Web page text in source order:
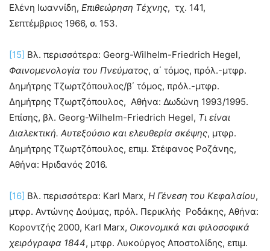
Ελένη Ιωαννίδη, Επιθεώρηση Τέχνης, τχ. 141,
Σεπτέμβριος 1966, σ. 153.
[15] Βλ. περισσότερα: Georg-Wilhelm-Friedrich Hegel,
Φαινομενολογία του Πνεύματος, α΄ τόμος, πρόλ.-μτφρ.
Δημήτρης Τζωρτζόπουλος/β΄ τόμος, πρόλ.-μτφρ.
Δημήτρης Τζωρτζόπουλος, Αθήνα: Δωδώνη 1993/1995.
Επίσης, βλ. Georg-Wilhelm-Friedrich Hegel, Τι είναι
Διαλεκτική. Αυτεξούσιο και ελευθερία σκέψης, μτφρ.
Δημήτρης Τζωρτζόπουλος, επιμ. Στέφανος Ροζάνης,
Αθήνα: Ηριδανός 2016.
[16] Βλ. περισσότερα: Karl Marx, Η Γένεση του Κεφαλαίου,
μτφρ. Αντώνης Δούμας, πρόλ. Περικλής Ροδάκης, Αθήνα:
Κοροντζής 2000, Karl Marx, Οικονομικά και φιλοσοφικά
χειρόγραφα 1844, μτφρ. Λυκούργος Αποστολίδης, επιμ.